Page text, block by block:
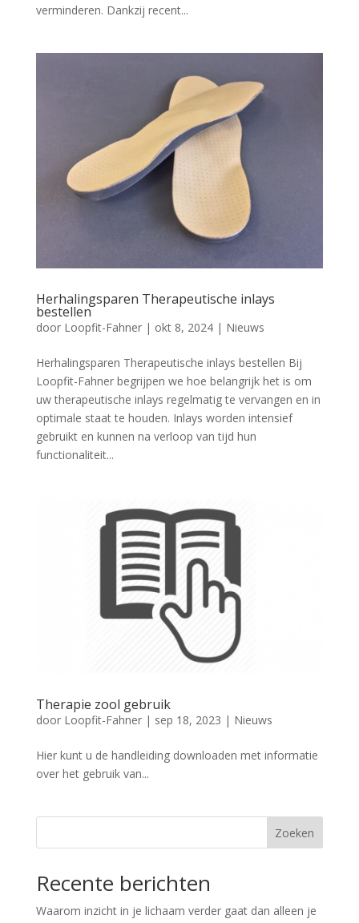
verminderen. Dankzij recent...
Herhalingsparen Therapeutische inlays
bestellen
door Loopfit-Fahner| okt 8, 2024| Nieuws
Herhalingsparen Therapeutische inlays bestellen Bij
Loopfit-Fahner begrijpen we hoe belangrijk het is om
uw therapeutische inlays regelmatig te vervangen en in
optimale staat te houden. Inlays worden intensief
gebruikt en kunnen na verloop van tijd hun
functionaliteit...
Therapie zool gebruik
door Loopfit-Fahner| sep 18, 2023 | Nieuws
Hier kunt u de handleiding downloaden met informatie
over het gebruik van...
Zoeken
Recente berichten
Waarom inzicht in je lichaam verder gaat dan alleen je